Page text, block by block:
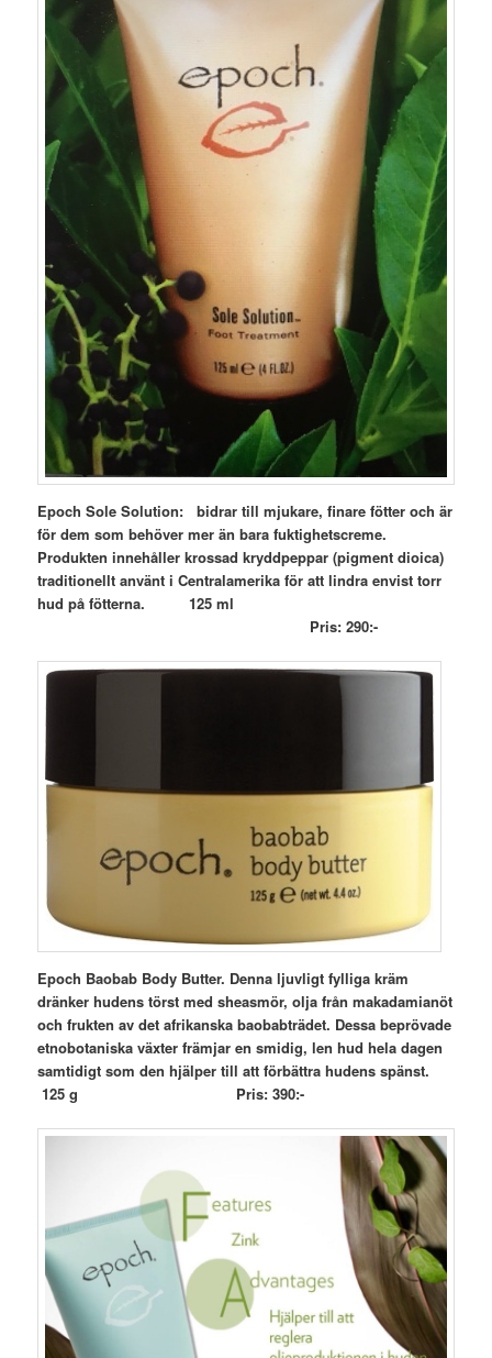
Epoch Sole Solution: bidrar till mjukare, finare fötter och är
för dem som behöver mer än bara fuktighetscreme.
Produkten innehåller krossad kryddpeppar (pigment dioica)
traditionellt använt i Centralamerika för att lindra envist torr
hud på fötterna. 125 ml
Pris: 290:-
Epoch Baobab Body Butter. Denna ljuvligt fylliga kräm
dränker hudens törst med sheasmör, olja från makadamianöt
och frukten av det afrikanska baobabträdet. Dessa beprövade
etnobotaniska växter främjar en smidig, len hud hela dagen
samtidigt som den hjälper till att förbättra hudens spänst.
125 g Pris: 390:-